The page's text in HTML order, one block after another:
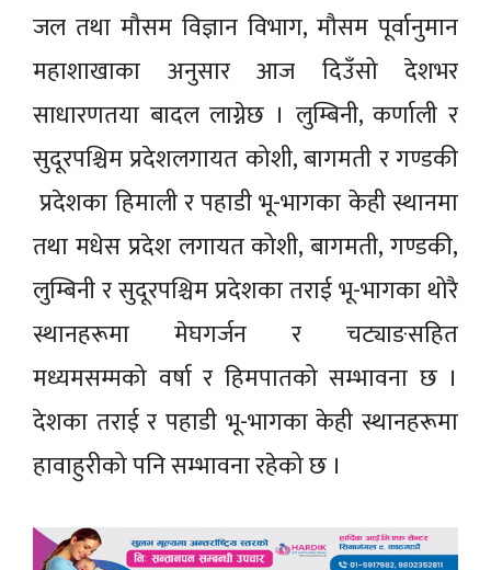
जल तथा मौसम विज्ञान विभाग, मौसम पूर्वानुमान
महाशाखाका अनुसार आज दिउँसो देशभर
साधारणतया बादल लाग्नेछ । लुम्बिनी, कर्णाली र
सुदूरपश्चिम प्रदेशलगायत कोशी, बागमती र गण्डकी
प्रदेशका हिमाली र पहाडी भू-भागका केही स्थानमा
तथा मधेस प्रदेश लगायत कोशी, बागमती, गण्डकी,
लुम्बिनी र सुदूरपश्चिम प्रदेशका तराई भू-भागका थोरै
स्थानहरूमा मेघगर्जन र चट्याङसहित
मध्यमसम्मको वर्षा र हिमपातको सम्भावना छ ।
देशका तराई र पहाडी भू-भागका केही स्थानहरूमा
हावाहुरीको पनि सम्भावना रहेको छ ।